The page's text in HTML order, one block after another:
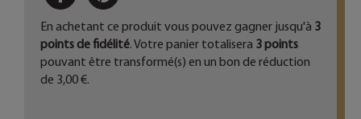
En achetant ce produit vous pouvez gagner jusqu'à 3
points de fidélité. Votre panier totalisera 3points
pouvant être transformé(s) en un bon de réduction
de 3,00 €.